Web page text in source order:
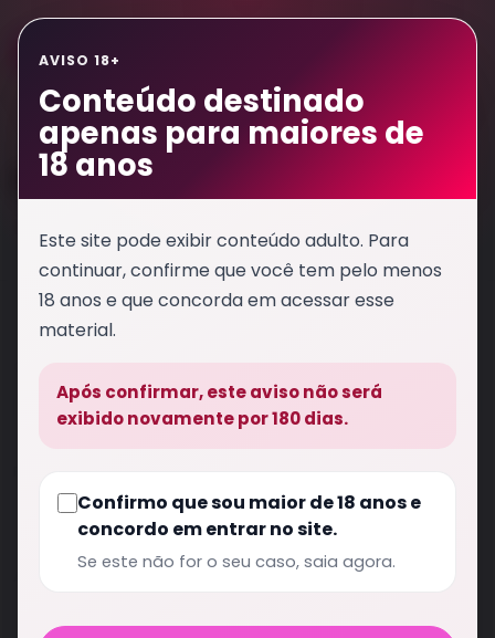
AVISO 18+
Conteúdo destinado
apenas para maiores de
18 anos
Este site pode exibir conteúdo adulto. Para
continuar, confirme que você tem pelo menos
18 anos e que concorda em acessar esse
material.
Após confirmar, este aviso não será
exibido novamente por 180 dias.
Confirmo que sou maior de 18 anos e
concordo em entrar no site.
Se este não for o seu caso, saia agora.
Massagista
Lindas garotas e garotos massagista
VER TUDO